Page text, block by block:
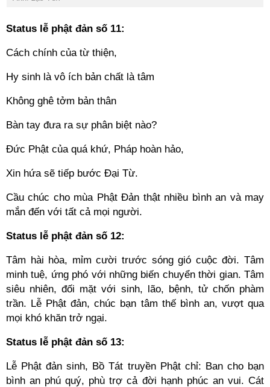
Status lễ phật đản số 11:
Cách chính của từ thiện,
Hy sinh là vô ích bản chất là tâm
Không ghê tởm bản thân
Bàn tay đưa ra sự phân biệt nào?
Đức Phật của quá khứ, Pháp hoàn hảo,
Xin hứa sẽ tiếp bước Đại Từ.
Cầu chúc cho mùa Phật Đản thật nhiều bình an và may
mắn đến với tất cả mọi người.
Status lễ phật đản số 12:
Tâm hài hòa, mỉm cười trước sóng gió cuộc đời. Tâm
minh tuệ, ứng phó với những biến chuyển thời gian. Tâm
siêu nhiên, đối mặt với sinh, lão, bệnh, tử chốn phàm
trần. Lễ Phật đản, chúc bạn tâm thế bình an, vượt qua
mọi khó khăn trở ngại.
Status lễ phật đản số 13:
Lễ Phật đản sinh, Bồ Tát truyền Phật chỉ: Ban cho bạn
bình an phú quý, phù trợ cả đời hạnh phúc an vui. Cát